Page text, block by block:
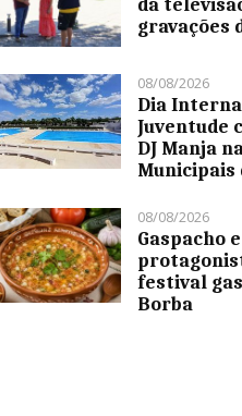
da
gravações
08/08/2026
Dia
Juventude
DJ Manja
Municipais
08/08/2026
Gaspacho
festival
Borba